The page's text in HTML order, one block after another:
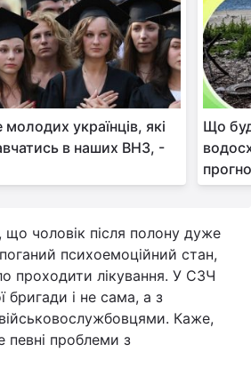
українців, які
в наших ВНЗ, -
Що
чоловік після полону дуже
психоемоційний стан,
проходити лікування. У СЗЧ
бригади і не сама, а з
Каже,
проблеми з